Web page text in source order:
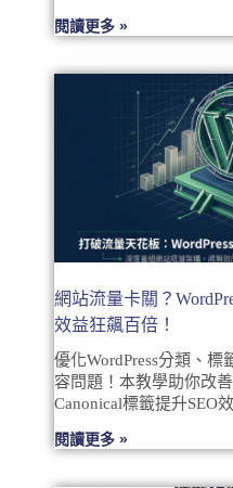
閱讀更多 »
網站流量卡關？
效益狂飆百倍！
優化WordPress分類、
容問題！本教學助你改
Canonical標籤提升SEO
閱讀更多 »